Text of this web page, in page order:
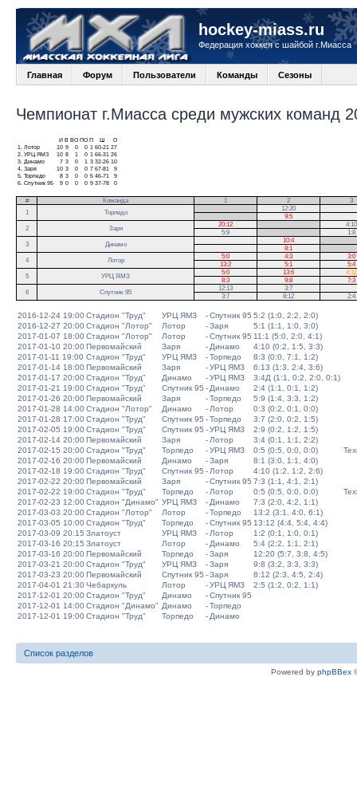
hockey-miass.ru
Федерация хоккея с шайбой г.Миасса
Главная Форум Пользователи Команды Сезоны
Чемпионат г.Миасса среди мужских команд
И В ВО ПО П
О
1.
Лотор 10 9 0 0 1 60-21 27
2. УРЦ ЯМЗ 10 8 1 0 1 66-31 26
3.
Динамо 7 3 0 1 3 32-26 10
4. Заря 10 3 0 0 7 67-81
9
5. Торпедо 8 3 0 0 5 46-71
9
6. Спутник 95 9 0 0 0 9 37-78 0
# Команда 1 2
3
1
Торпедо
12:20
9:5
2
Заря
20:12
4:10
5:9
1:8
3
Динамо
10:4
8:1
4
Лотор
5:0 4:3
3:0
13:2
5:1
5:4
5
УРЦ ЯМЗ
5:0 13:6
4:3Д
8:3
9:8
7:3
6
Спутник 95
12:13
3:7
3:7
8:12 2:4
2016-12-24 19:00Стадион "Труд" УРЦ ЯМЗ -Спутник 95 5:2 (1:0, 2:2, 2:0)
2016-12-27 20:00Стадион "Лотор" Лотор -Заря
5:1 (1:1, 1:0, 3:0)
2017-01-07 18:00Стадион "Лотор" Лотор -Спутник 95 11:1 (5:0, 2:0, 4:1)
2017-01-10 20:00Первомайский Заря - Динамо
4:10 (0:2, 1:5, 3:3)
2017-01-11 19:00 Стадион "Труд" УРЦ ЯМЗ -Торпедо
8:3 (0:0, 7:1, 1:2)
2017-01-14 18:00Первомайский Заря -УРЦ ЯМЗ
6:13 (1:3, 2:4, 3:6)
2017-01-17 20:00Стадион "Труд" Динамо -УРЦ ЯМЗ
3:4Д (1:1, 0:2, 2:0, 0:1)
2017-01-21 19:00Стадион "Труд" Спутник 95 - Динамо
2:4 (1:1, 0:1, 1:2)
2017-01-26 20:00Первомайский Заря -Торпедо
5:9 (1:4, 3:3, 1:2)
2017-01-28 14:00Стадион "Лотор" Динамо - Лотор
0:3 (0:2, 0:1, 0:0)
2017-01-28 17:00Стадион "Труд" Спутник 95 -Торпедо
3:7 (2:0, 0:2, 1:5)
2017-02-05 19:00Стадион "Труд" Спутник 95 -УРЦ ЯМЗ
2:9 (0:2, 1:2, 1:5)
2017-02-14 20:00Первомайский Заря - Лотор
3:4 (0:1, 1:1, 2:2)
2017-02-15 20:00Стадион "Труд" Торпедо -УРЦ ЯМЗ 0:5 (0:5, 0:0, 0:0)
2017-02-16 20:00Первомайский Динамо -Заря
8:1 (3:0, 1:1, 4:0)
2017-02-18 19:00Стадион "Труд" Спутник 95 - Лотор
4:10 (1:2, 1:2, 2:6)
2017-02-22 20:00Первомайский Заря -Спутник 95 7:3 (1:1, 4:1, 2:1)
2017-02-22 19:00Стадион "Труд" Торпедо - Лотор 0:5 (0:5, 0:0, 0:0)
2017-02-23 12:00Стадион "Динамо" УРЦ ЯМЗ - Динамо
7:3 (2:0, 4:2, 1:1)
2017-03-03 20:00Стадион "Лотор" Лотор -Торпедо
13:2 (3:1, 4:0, 6:1)
2017-03-05 10:00Стадион "Труд" Торпедо -Спутник 95 13:12 (4:4, 5:4, 4:4)
2017-03-09 20:15 Златоуст УРЦ ЯМЗ - Лотор
1:2 (0:1, 1:0, 0:1)
2017-03-16 20:15 Златоуст Лотор - Динамо
5:4 (2:2, 1:1, 2:1)
2017-03-16 20:00Первомайский Торпедо -Заря
12:20 (5:7, 3:8, 4:5)
2017-03-21 20:00Стадион "Труд" УРЦ ЯМЗ -Заря
9:8 (3:2, 3:3, 3:3)
2017-03-23 20:00Первомайский Спутник 95 -Заря
8:12 (2:3, 4:5, 2:4)
2017-04-01 21:30Чебаркуль Лотор -УРЦ ЯМЗ
2:5 (1:2, 0:2, 1:1)
2017-12-01 20:00Стадион "Труд" Динамо -Спутник 95
2017-12-01 14:00Стадион "Динамо" Динамо -Торпедо
2017-12-01 19:00Стадион "Труд" Торпедо - Динамо
Список разделов
Powered by phpBBex